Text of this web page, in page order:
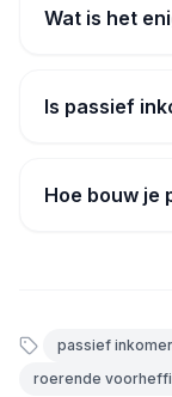
Wat is het
Is passief
Hoe bouw je
passief
roerende